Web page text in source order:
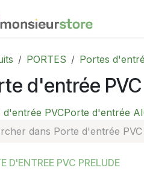
PORTES Portes
d'entrée PVC
d'entrée PVCPorte d'entrée
D'ENTREE PVC PRELUDE